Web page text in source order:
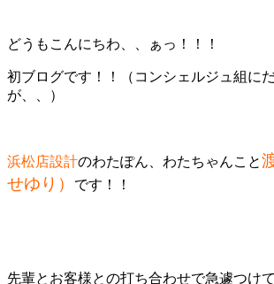
どうもこんにちわ、、ぁっ！！！
初ブログです！！（ コンシェルジュ組に
が、、）
浜松店設計のわたぽん、わたちゃんこと
せゆり）
です！！
先輩とお客様との打ち合わせで急遽つけ